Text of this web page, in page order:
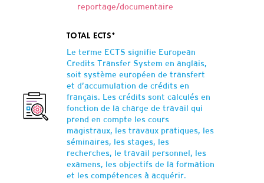
reportage/documentaire
TOTAL ECTS*
Le terme ECTS signifie European
Credits Transfer System en anglais,
soit système européen de transfert
et d’accumulation de crédits en
français. Les crédits sont calculés en
fonction de la charge de travail qui
prend en compte les cours
magistraux, les travaux pratiques, les
séminaires, les stages, les
recherches, le travail personnel, les
examens, les objectifs de la formation
et les compétences à acquérir.